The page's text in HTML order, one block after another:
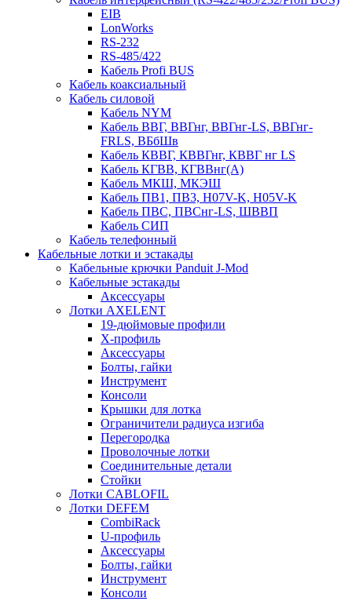
EIB
LonWorks
RS-232
RS-485/422
Кабель Profi BUS
Кабель коаксиальный
Кабель силовой
Кабель NYM
Кабель ВВГ, ВВГнг, ВВГнг-LS, ВВГнг-
FRLS, ВБбШв
Кабель КВВГ, КВВГнг, КВВГ нг LS
Кабель КГВВ, КГВВнг(А)
Кабель МКШ, МКЭШ
Кабель ПВ1, ПВ3, H07V-K, H05V-K
Кабель ПВС, ПВСнг-LS, ШВВП
Кабель СИП
Кабель телефонный
Кабельные лотки и эстакады
Кабельные крючки Panduit J-Mod
Кабельные эстакады
Аксессуары
Лотки AXELENT
19-дюймовые профили
X-профиль
Аксессуары
Болты, гайки
Инструмент
Консоли
Крышки для лотка
Ограничители радиуса изгиба
Перегородка
Проволочные лотки
Соединительные детали
Стойки
Лотки CABLOFIL
Лотки DEFEM
CombiRack
U-профиль
Аксессуары
Болты, гайки
Инструмент
Консоли